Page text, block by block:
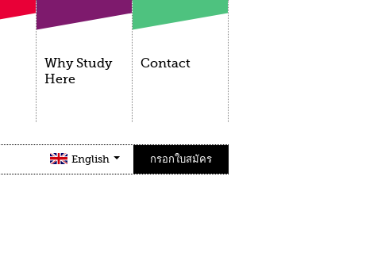
Why Study
Here
Contact
English กรอกใบสมัคร